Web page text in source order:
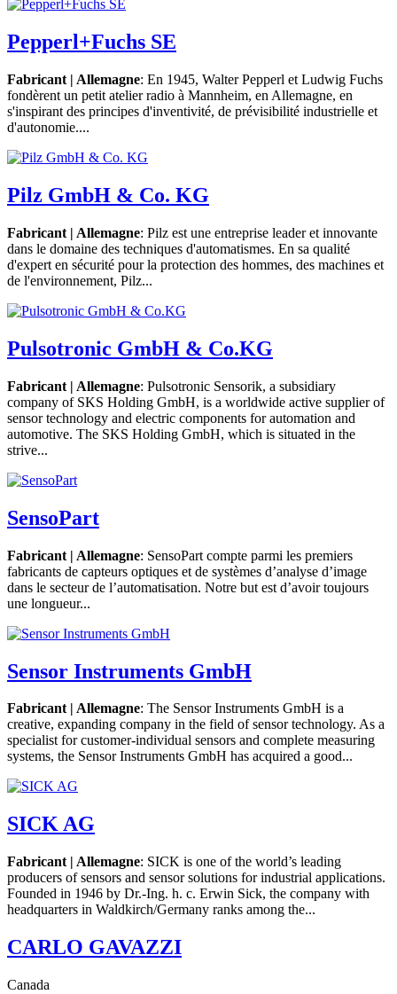
Pepperl+Fuchs SE
Fabricant | Allemagne: En 1945, Walter Pepperl et Ludwig Fuchs
fondèrent un petit atelier radio à Mannheim, en Allemagne, en
s'inspirant des principes d'inventivité, de prévisibilité industrielle et
d'autonomie....
Pilz GmbH & Co. KG
Fabricant | Allemagne: Pilz est une entreprise leader et innovante
dans le domaine des techniques d'automatismes. En sa qualité
d'expert en sécurité pour la protection des hommes, des machines et
de l'environnement, Pilz...
Pulsotronic GmbH & Co.KG
Fabricant | Allemagne: Pulsotronic Sensorik, a subsidiary
company of SKS Holding GmbH, is a worldwide active supplier of
sensor technology and electric components for automation and
automotive. The SKS Holding GmbH, which is situated in the
strive...
SensoPart
Fabricant | Allemagne: SensoPart compte parmi les premiers
fabricants de capteurs optiques et de systèmes d’analyse d’image
dans le secteur de l’automatisation. Notre but est d’avoir toujours
une longueur...
Sensor Instruments GmbH
Fabricant | Allemagne: The Sensor Instruments GmbH is a
creative, expanding company in the field of sensor technology. As a
specialist for customer-individual sensors and complete measuring
systems, the Sensor Instruments GmbH has acquired a good...
SICK AG
Fabricant | Allemagne: SICK is one of the world’s leading
producers of sensors and sensor solutions for industrial applications.
Founded in 1946 by Dr.-Ing. h. c. Erwin Sick, the company with
headquarters in Waldkirch/Germany ranks among the...
CARLO GAVAZZI
Canada